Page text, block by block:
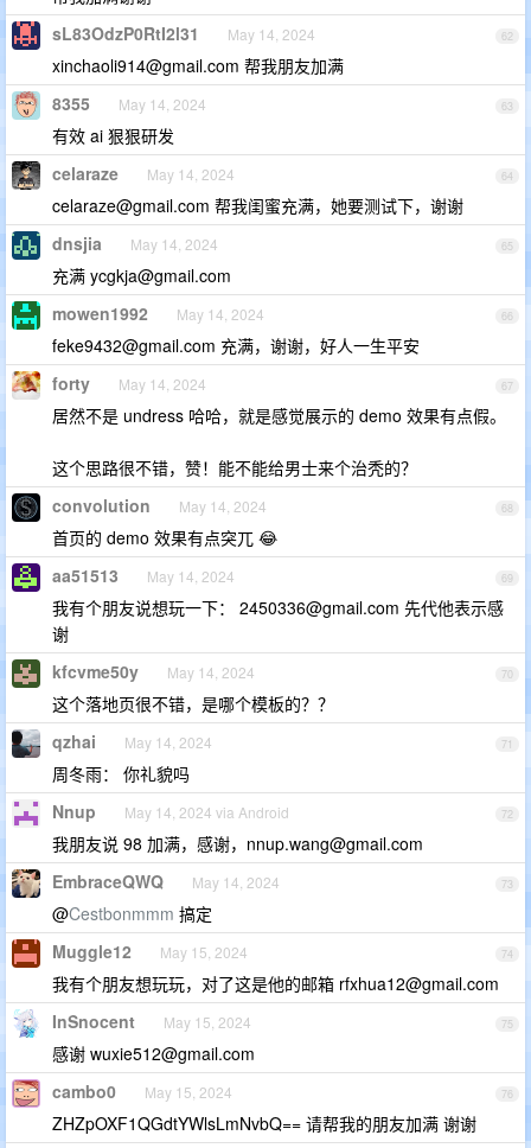
62
sL83OdzP0RtI2l31 May 14, 2024
xinchaoli914@gmail.com 帮我朋友加满
63
8355 May 14, 2024
有效 ai 狠狠研发
64
celaraze May 14, 2024
celaraze@gmail.com 帮我闺蜜充满，她要测试下，谢谢
65
dnsjia May 14, 2024
充满 ycgkja@gmail.com
66
mowen1992 May 14, 2024
feke9432@gmail.com 充满，谢谢，好人一生平安
67
forty May 14, 2024
居然不是 undress 哈哈，就是感觉展示的 demo 效果有点假。
这个思路很不错，赞！能不能给男士来个治秃的？
68
convolution May 14, 2024
首页的 demo 效果有点突兀 😂
69
aa51513 May 14, 2024
我有个朋友说想玩一下： 2450336@gmail.com 先代他表示感
谢
70
kfcvme50y May 14, 2024
这个落地页很不错，是哪个模板的？？
71
qzhai May 14, 2024
周冬雨： 你礼貌吗
72
Nnup May 14, 2024 via Android
我朋友说 98 加满，感谢， nnup.wang@gmail.com
73
EmbraceQWQ May 14, 2024
@Cestbonmmm 搞定
74
Muggle12 May 15, 2024
我有个朋友想玩玩，对了这是他的邮箱 rfxhua12@gmail.com
75
InSnocent May 15, 2024
感谢 wuxie512@gmail.com
76
cambo0 May 15, 2024
ZHZpOXF1QGdtYWlsLmNvbQ== 请帮我的朋友加满 谢谢